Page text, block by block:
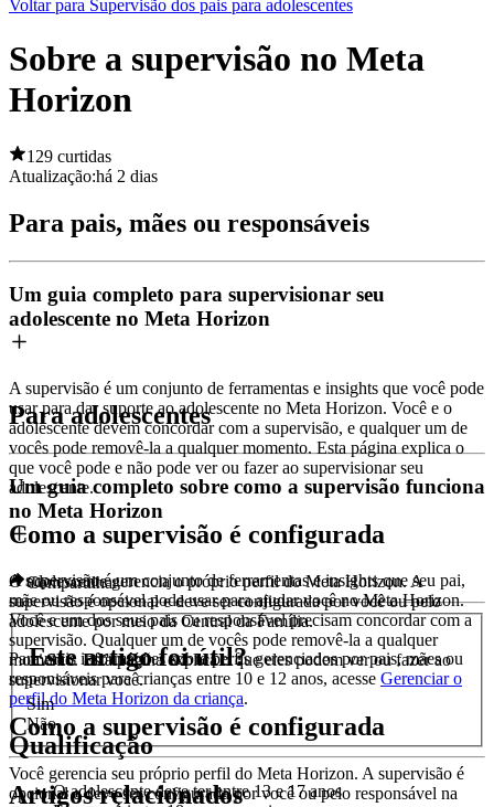
Voltar para Supervisão dos pais para adolescentes
Sobre a supervisão no Meta
Horizon
129 curtidas
Atualização:há 2 dias
Para pais, mães ou responsáveis
Um guia completo para supervisionar seu
adolescente no Meta Horizon
A supervisão é um conjunto de ferramentas e insights que você pode
usar para dar suporte ao adolescente no Meta Horizon. Você e o
adolescente devem concordar com a supervisão, e qualquer um de
vocês pode removê-la a qualquer momento. Esta página explica o
que você pode e não pode ver ou fazer ao supervisionar seu
adolescente.
Como a supervisão é configurada
O adolescente gerencia o próprio perfil do Meta Horizon. A
supervisão é opcional e deve ser configurada por você ou pelo
adolescente por meio da Central da Família.
Para mais informações sobre perfis gerenciados por pais, mães ou
responsáveis para crianças entre 10 e 12 anos, acesse Gerenciar o
perfil do Meta Horizon da criança.
Qualificação
O adolescente deve ter entre 13 e 17 anos
Para adolescentes
Um guia completo sobre como a supervisão funciona
no Meta Horizon
A supervisão é um conjunto de ferramentas e insights que seu pai,
mãe ou responsável pode usar para ajudar você no Meta Horizon.
Você e um dos seus pais ou responsável precisam concordar com a
supervisão. Qualquer um de vocês pode removê-la a qualquer
momento. Esta página explica o que eles podem ver ou fazer ao
supervisionar você.
Como a supervisão é configurada
Você gerencia seu próprio perfil do Meta Horizon. A supervisão é
opcional e deve ser configurada por você ou pelo responsável na
Compartilhar
Este artigo foi útil?
Sim
Não
Artigos relacionados